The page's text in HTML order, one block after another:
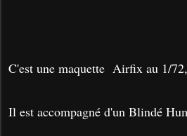
C'est une maquette Airfix au 1/
Il est accompagné d'un Blindé